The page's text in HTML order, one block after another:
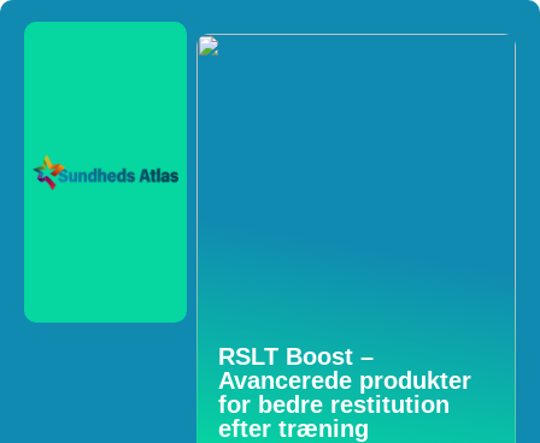
RSLT Boost –
Avancerede produkter
for bedre restitution
efter træning